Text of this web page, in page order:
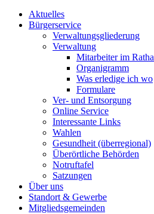
Aktuelles
Bürgerservice
Verwaltungsgliederung
Verwaltung
Mitarbeiter im
Organigramm
Was erledige ich wo
Formulare
Ver- und Entsorgung
Online Service
Interessante Links
Wahlen
Gesundheit (überregional)
Überörtliche Behörden
Notruftafel
Satzungen
Über uns
Standort & Gewerbe
Mitgliedsgemeinden